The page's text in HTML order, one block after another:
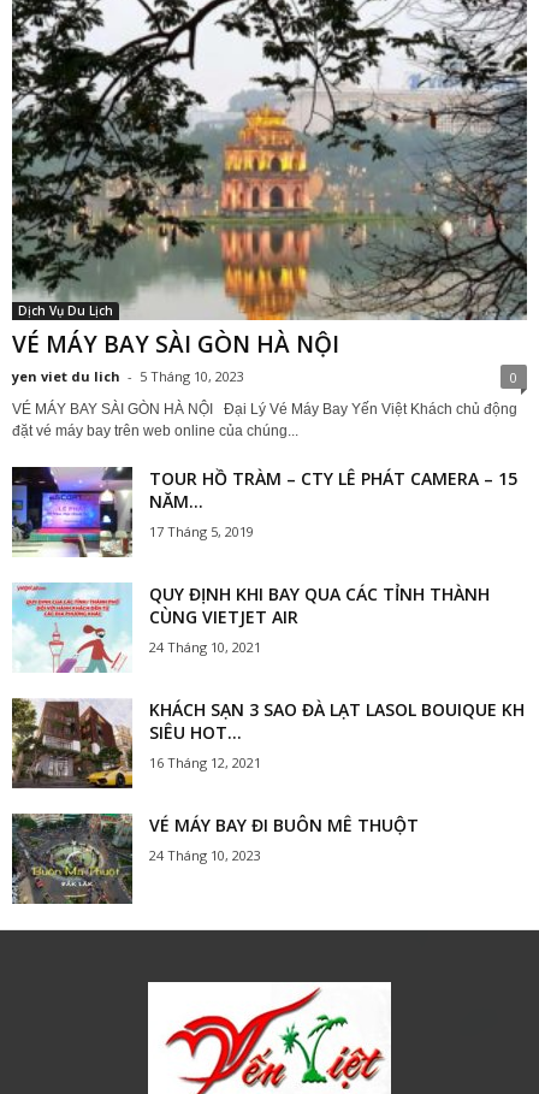
Dịch Vụ Du Lịch
VÉ MÁY BAY SÀI GÒN HÀ NỘI
yen viet du lich - 5 Tháng 10, 2023 0
VÉ MÁY BAY SÀI GÒN HÀ NỘI Đại Lý Vé Máy Bay Yến Việt Khách chủ động
đặt vé máy bay trên web online của chúng...
TOUR HỒ TRÀM – CTY LÊ PHÁT CAMERA – 15
NĂM...
17 Tháng 5, 2019
QUY ĐỊNH KHI BAY QUA CÁC TỈNH THÀNH
CÙNG VIETJET AIR
24 Tháng 10, 2021
KHÁCH SẠN 3 SAO ĐÀ LẠT LASOL BOUIQUE KH
SIÊU HOT...
16 Tháng 12, 2021
VÉ MÁY BAY ĐI BUÔN MÊ THUỘT
24 Tháng 10, 2023